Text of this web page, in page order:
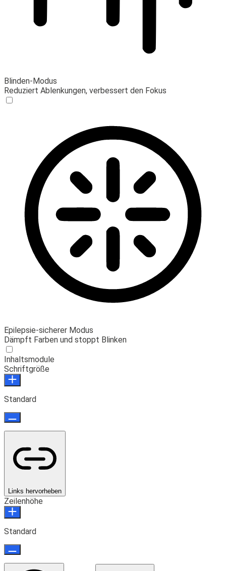
Blinden-Modus
Reduziert Ablenkungen, verbessert den Fokus
Epilepsie-sicherer Modus
Dämpft Farben und stoppt Blinken
Inhaltsmodule
Schriftgröße
Standard
Links hervorheben
Zeilenhöhe
Standard